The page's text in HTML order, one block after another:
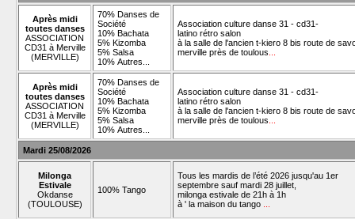
Après midi
toutes danses
ASSOCIATION
CD31 à Merville
(MERVILLE)
70% Danses de
Société
10% Bachata
5% Kizomba
5% Salsa
10% Autres...
Association culture danse 31 - cd31-
latino rétro salon
à la salle de l'ancien t-kiero 8 bis route de
merville près de toulous
Après midi
toutes danses
ASSOCIATION
CD31 à Merville
(MERVILLE)
70% Danses de
Société
10% Bachata
5% Kizomba
5% Salsa
10% Autres...
Association culture danse 31 - cd31-
latino rétro salon
à la salle de l'ancien t-kiero 8 bis route de
merville près de toulous
Mardi 25/08/2026
Milonga
Estivale
Okdanse
(TOULOUSE)
100% Tango
Tous les mardis de l’été 2026 jusqu'au 1er
septembre sauf mardi 28 juillet,
milonga estivale de 21h à 1h
à ' la maison du tango